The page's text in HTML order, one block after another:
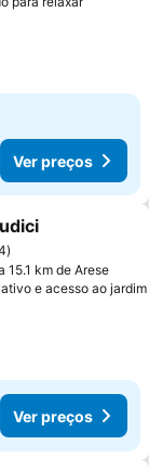
Ver
Ver preços
favoritos
15.1 km de Arese
e acesso ao jardim
Ver preços